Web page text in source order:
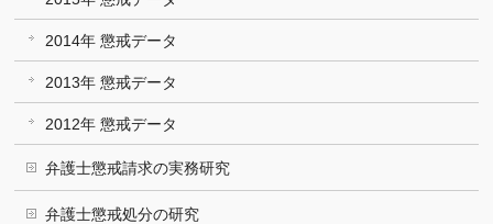
2014年 懲戒データ
2013年 懲戒データ
2012年 懲戒データ
弁護士懲戒請求の実務研究
弁護士懲戒処分の研究